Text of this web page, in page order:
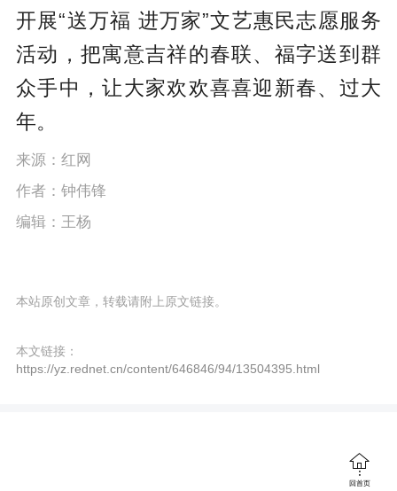
开展“送万福 进万家”文艺惠民志愿服务
活动，把寓意吉祥的春联、福字送到群
众手中，让大家欢欢喜喜迎新春、过大
年。
来源：红网
作者：钟伟锋
编辑：王杨
本站原创文章，转载请附上原文链接。
本文链接：
https://yz.rednet.cn/content/646846/94/13504395.html

回首页